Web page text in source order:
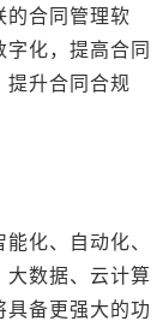
的合同管理软
化，提高合同
提升合同合规
化、自动化、
数据、云计算
备更强大的功